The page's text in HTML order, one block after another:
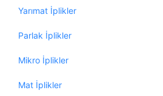
Yarımat İplikler
Parlak İplikler
Mikro İplikler
Mat İplikler